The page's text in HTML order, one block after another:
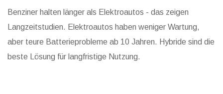
Benziner halten länger als Elektroautos - das zeigen
Langzeitstudien. Elektroautos haben weniger Wartung,
aber teure Batterieprobleme ab 10 Jahren. Hybride sind die
beste Lösung für langfristige Nutzung.